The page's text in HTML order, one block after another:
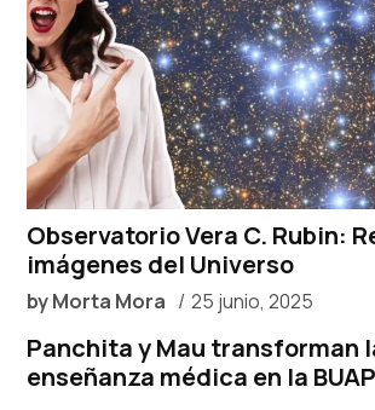
Observatorio Vera C. Rubin:
imágenes del Universo
byMorta Mora 25 junio, 2025
Panchita y Mau transforman
enseñanza médica en la BUAP